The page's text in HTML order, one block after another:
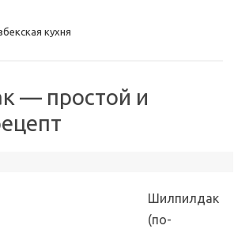
кухня
— простой и
Шилпилдак
(по-